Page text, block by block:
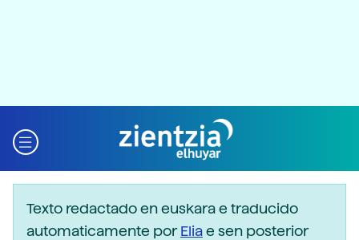
Texto redactado en euskara e traducido
automaticamente porEliae sen posterior